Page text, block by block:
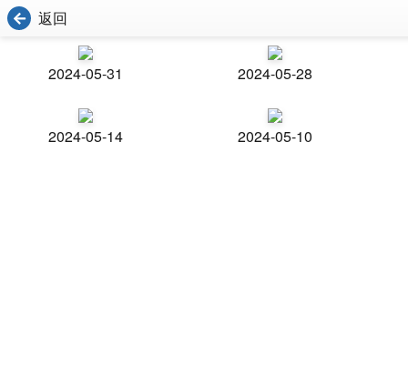
返回
2024-05-31 2024-05-28
2024-05-14 2024-05-10